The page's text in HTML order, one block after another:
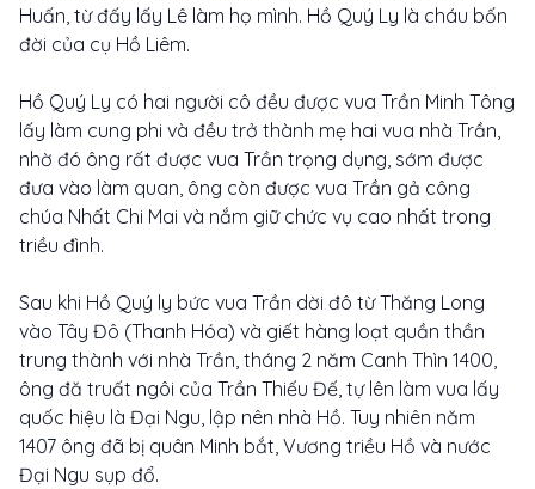
Huấn, từ đấy lấy Lê làm họ mình. Hồ Quý Ly là cháu bốn
đời của cụ Hồ Liêm.
Hồ Quý Ly có hai người cô đều được vua Trần Minh Tông
lấy làm cung phi và đều trở thành mẹ hai vua nhà Trần,
nhờ đó ông rất được vua Trần trọng dụng, sớm được
đưa vào làm quan, ông còn được vua Trần gả công
chúa Nhất Chi Mai và nắm giữ chức vụ cao nhất trong
triều đình.
Sau khi Hồ Quý ly bức vua Trần dời đô từ Thăng Long
vào Tây Đô (Thanh Hóa) và giết hàng loạt quần thần
trung thành với nhà Trần, tháng 2 năm Canh Thìn 1400,
ông đă truất ngôi của Trần Thiếu Đế, tự lên làm vua lấy
quốc hiệu là Đại Ngu, lập nên nhà Hồ. Tuy nhiên năm
1407 ông đã bị quân Minh bắt, Vương triều Hồ và nước
Đại Ngu sụp đổ.